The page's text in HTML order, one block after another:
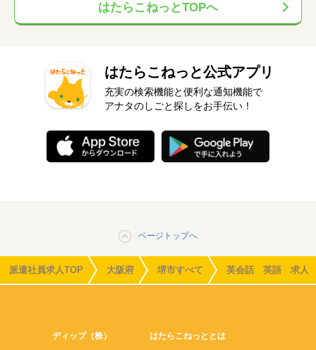
はたらこねっとTOPへ
はたらこねっと公式アプリ
充実の検索機能と便利な通知機能で
アナタのしごと探しをお手伝い！
ページトップへ
派遣社員求人TOP 大阪府 堺市すべて 英会話 英語 求人
ディップ（株） はたらこねっととは